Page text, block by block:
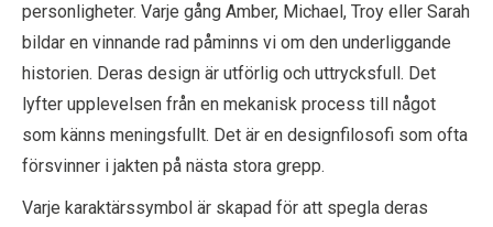
personligheter. Varje gång Amber, Michael, Troy eller Sarah
bildar en vinnande rad påminns vi om den underliggande
historien. Deras design är utförlig och uttrycksfull. Det
lyfter upplevelsen från en mekanisk process till något
som känns meningsfullt. Det är en designfilosofi som ofta
försvinner i jakten på nästa stora grepp.
Varje karaktärssymbol är skapad för att spegla deras